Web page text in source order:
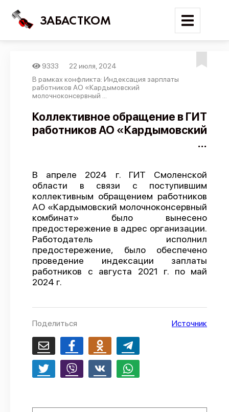
ЗАБАСТКОМ
Войти
Новости
Карта событий
Отчеты
Предложить публикацию
Справочник
API
Политика конфиденциальности
9333
22 июля, 2024
В рамках конфликта: Индексация зарплаты
работников АО «Кардымовский
молочноконсервный ...
Коллективное обращение в ГИТ
работников АО «Кардымовский
...
В апреле 2024 г. ГИТ Смоленской
области в связи с поступившим
коллективным обращением работников
АО «Кардымовский молочноконсервный
комбинат» было вынесено
предостережение в адрес организации.
Работодатель исполнил
предостережение, было обеспечено
проведение индексации заплаты
работников с августа 2021 г. по май
2024 г.
Поделиться Источник